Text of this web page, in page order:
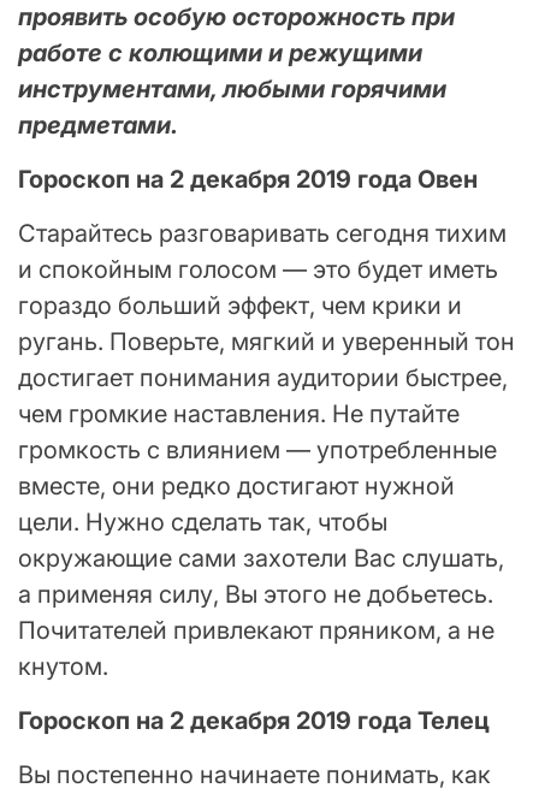
проявить особую осторожность при
работе с колющими и режущими
инструментами, любыми горячими
предметами.
Гороскоп на 2 декабря 2019 года Овен
Старайтесь разговаривать сегодня тихим
и спокойным голосом — это будет иметь
гораздо больший эффект, чем крики и
ругань. Поверьте, мягкий и уверенный тон
достигает понимания аудитории быстрее,
чем громкие наставления. Не путайте
громкость с влиянием — употребленные
вместе, они редко достигают нужной
цели. Нужно сделать так, чтобы
окружающие сами захотели Вас слушать,
а применяя силу, Вы этого не добьетесь.
Почитателей привлекают пряником, а не
кнутом.
Гороскоп на 2 декабря 2019 года Телец
Вы постепенно начинаете понимать, как